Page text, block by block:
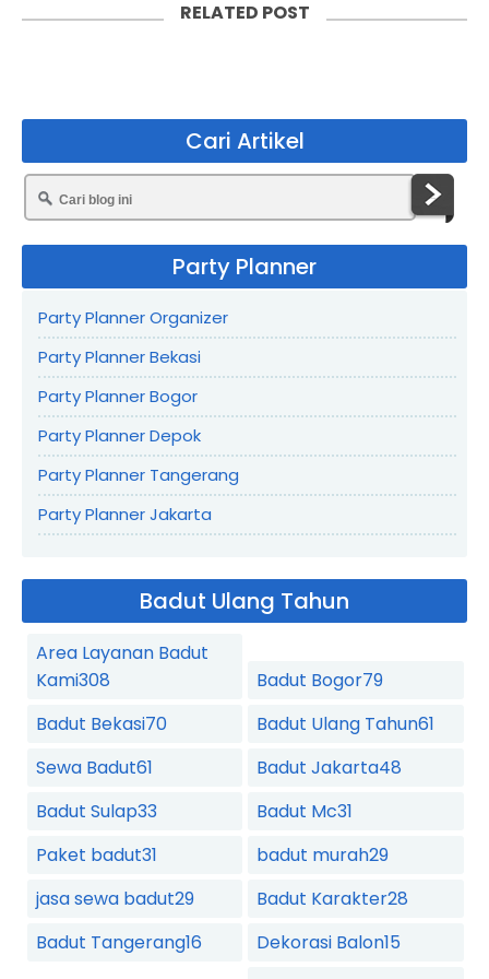
RELATED POST
Cari Artikel
Party Planner
Party Planner Organizer
Party Planner Bekasi
Party Planner Bogor
Party Planner Depok
Party Planner Tangerang
Party Planner Jakarta
Badut Ulang Tahun
Area Layanan Badut
Kami308 Badut Bogor79
Badut Bekasi70 Badut Ulang Tahun61
Sewa Badut61 Badut Jakarta48
Badut Sulap33 Badut Mc31
Paket badut31 badut murah29
jasa sewa badut29 Badut Karakter28
Badut Tangerang16 Dekorasi Balon15